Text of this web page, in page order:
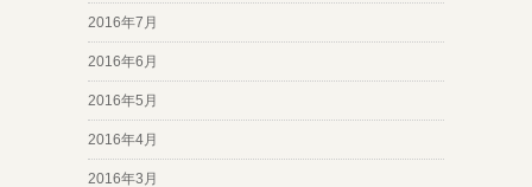
2016年7月
2016年6月
2016年5月
2016年4月
2016年3月